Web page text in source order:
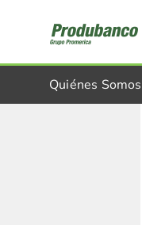
Quiénes Somos